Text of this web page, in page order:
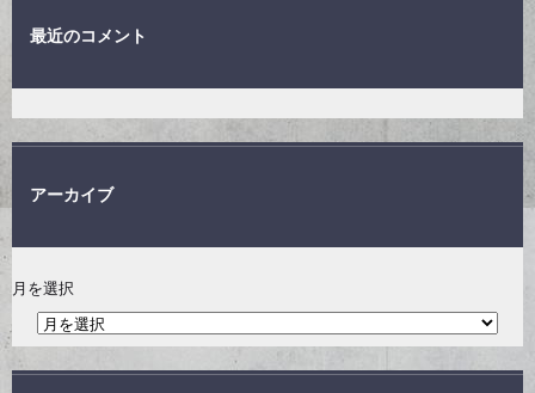
最近のコメント
アーカイブ
月を選択